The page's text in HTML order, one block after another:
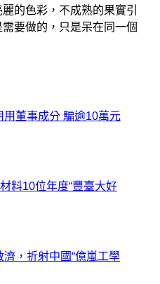
色彩，不成熟的果實引
要做的，只是呆在同一個
用董事成分 騙逾10萬元
料10位年度“豐臺大好
，折射中國“億嵐工學